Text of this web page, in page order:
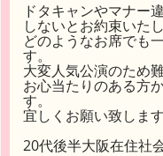
ドタキャンやマナー
しないとお約束いたし
どのようなお席でも
す。
大変人気公演のため
お心当たりのある方
す。
宜しくお願い致します
20代後半大阪在住社